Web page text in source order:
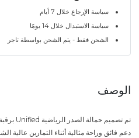
سياسة الإرجاع خلال 7 أيام
سياسة الاستبدال خلال 14 يومًا
الشحن فقط - يتم الشحن بواسطة تاجر
الوصف
دعم فائق وراحة مثالية أثناء التمارين عالية